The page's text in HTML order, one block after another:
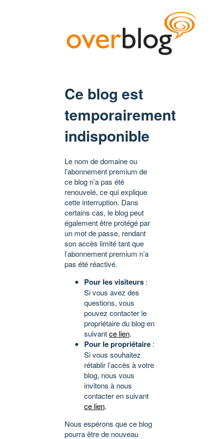
Ce blog est
temporairement
indisponible
Le nom de domaine ou
l’abonnement premium de
ce blog n’a pas été
renouvelé, ce qui explique
cette interruption. Dans
certains cas, le blog peut
également être protégé par
un mot de passe, rendant
son accès limité tant que
l’abonnement premium n’a
pas été réactivé.
Pour les visiteurs :
Si vous avez des
questions, vous
pouvez contacter le
propriétaire du blog en
suivantce lien.
Pour le propriétaire :
Si vous souhaitez
rétablir l’accès à votre
blog, nous vous
invitons à nous
contacter en suivant
ce lien.
Nous espérons que ce blog
pourra être de nouveau